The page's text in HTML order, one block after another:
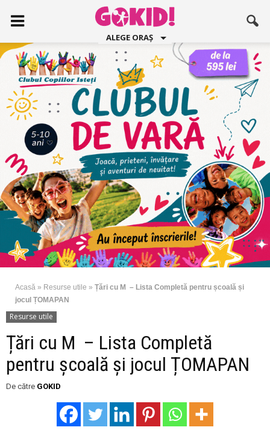
ALEGE ORAȘ
Acasă » Resurse utile » Țări cu M – Lista Completă pentru școală și
jocul ȚOMAPAN
Resurse utile
Țări cu M – Lista Completă
pentru școală și jocul ȚOMAPAN
De către GOKID